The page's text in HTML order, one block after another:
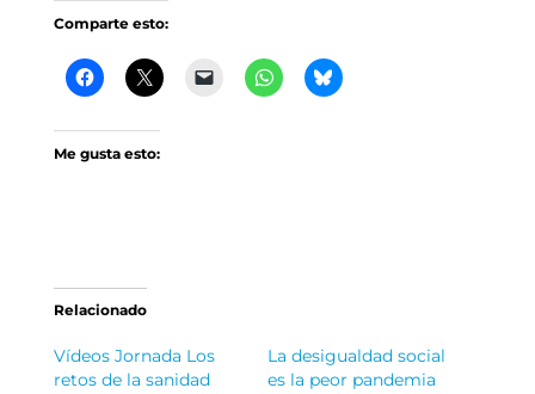
Comparte esto:
Me gusta esto:
Relacionado
Vídeos Jornada Los
retos de la sanidad
La desigualdad social
es la peor pandemia